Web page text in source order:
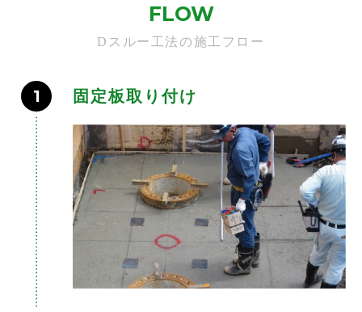
FLOW
Dスルー工法の施工フロー
1 固定板取り付け